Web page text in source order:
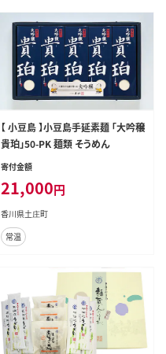
【 小豆島 】小豆島手延素麺 「大吟穣
貴珀」50-PK 麺類 そうめん
寄付金額
21,000円
香川県土庄町
常温